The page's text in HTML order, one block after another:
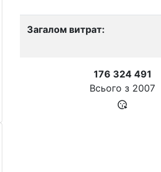
Загалом витрат:
176 324 491
Всього з 2007